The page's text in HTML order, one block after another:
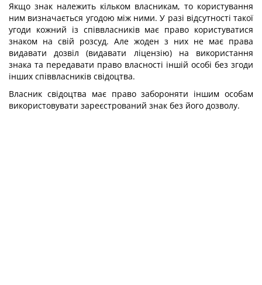
Якщо знак належить кільком власникам, то користування
ним визначається угодою між ними. У разі відсутності такої
угоди кожний із співвласників має право користуватися
знаком на свій розсуд. Але жоден з них не має права
видавати дозвіл (видавати ліцензію) на використання
знака та передавати право власності іншій особі без згоди
інших співвласників свідоцтва.
Власник свідоцтва має право забороняти іншим особам
використовувати зареєстрований знак без його дозволу.